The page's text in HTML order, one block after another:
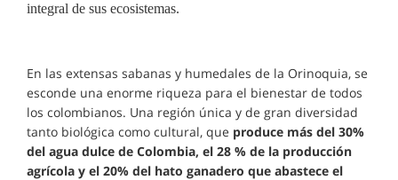
integral de sus ecosistemas.
En las extensas sabanas y humedales de la Orinoquia, se
esconde una enorme riqueza para el bienestar de todos
los colombianos. Una región única y de gran diversidad
tanto biológica como cultural, que produce más del 30%
del agua dulce de Colombia, el 28 % de la producción
agrícola y el 20% del hato ganadero que abastece el